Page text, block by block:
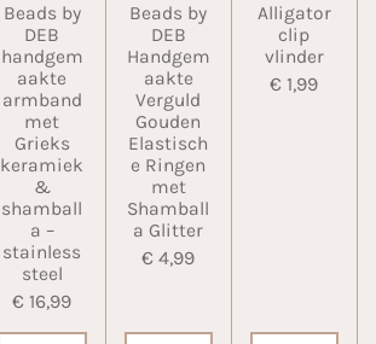
Beads by
DEB
handgem
aakte
armband
met
Grieks
keramiek
&
shamball
a –
stainless
steel
€ 16,99
Beads by
DEB
Handgem
aakte
Verguld
Gouden
Elastisch
e Ringen
met
Shamball
a Glitter
€ 4,99
Alligator
clip
vlinder
€ 1,99